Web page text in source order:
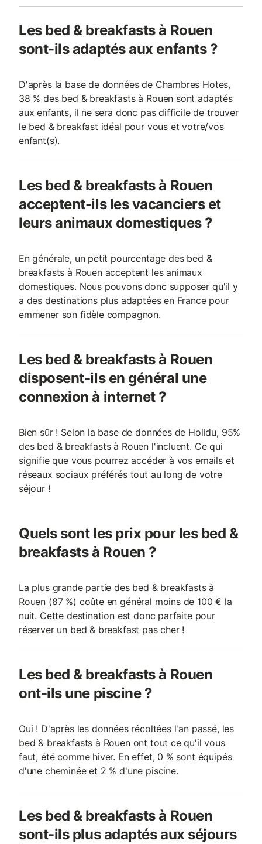
Les bed & breakfasts à Rouen
sont-ils adaptés aux enfants ?
D'après la base de données de Chambres Hotes,
38 % des bed & breakfasts à Rouen sont adaptés
aux enfants, il ne sera donc pas difficile de trouver
le bed & breakfast idéal pour vous et votre/vos
enfant(s).
Les bed & breakfasts à Rouen
acceptent-ils les vacanciers et
leurs animaux domestiques ?
En générale, un petit pourcentage des bed &
breakfasts à Rouen acceptent les animaux
domestiques. Nous pouvons donc supposer qu'il y
a des destinations plus adaptées en France pour
emmener son fidèle compagnon.
Les bed & breakfasts à Rouen
disposent-ils en général une
connexion à internet ?
Bien sûr ! Selon la base de données de Holidu, 95%
des bed & breakfasts à Rouen l'incluent. Ce qui
signifie que vous pourrez accéder à vos emails et
réseaux sociaux préférés tout au long de votre
séjour !
Quels sont les prix pour les bed &
breakfasts à Rouen ?
La plus grande partie des bed & breakfasts à
Rouen (87 %) coûte en général moins de 100 € la
nuit. Cette destination est donc parfaite pour
réserver un bed & breakfast pas cher !
Les bed & breakfasts à Rouen
ont-ils une piscine ?
Oui ! D'après les données récoltées l'an passé, les
bed & breakfasts à Rouen ont tout ce qu'il vous
faut, été comme hiver. En effet, 0 % sont équipés
d'une cheminée et 2 % d'une piscine.
Les bed & breakfasts à Rouen
sont-ils plus adaptés aux séjours